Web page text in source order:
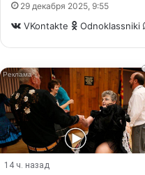
29 декабря 2025, 9:55
VKontakte Odnoklassniki
i
14 ч. назад